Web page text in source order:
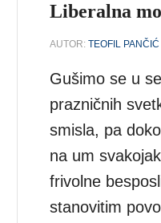
Liberalna
AUTOR:TEOFIL PANČIĆ
Gušimo se u
prazničnih
smisla, pa
na um
frivolne
stanovitim